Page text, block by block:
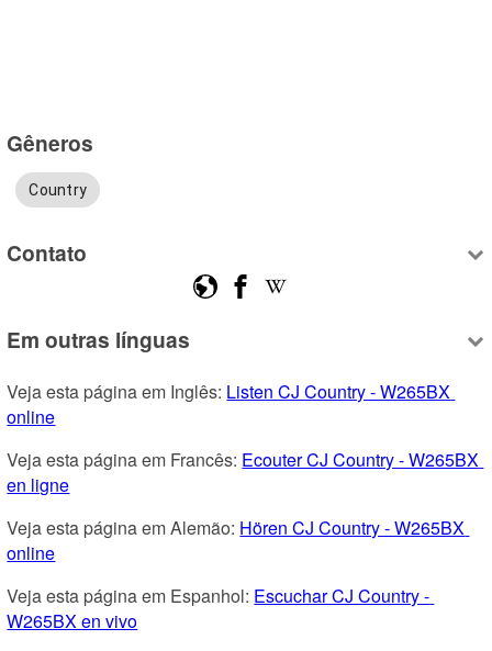
Gêneros
Country
Contato
Em outras línguas
Veja esta página em Inglês: Listen CJ Country - W265BX
online
Veja esta página em Francês: Ecouter CJ Country - W265BX
en ligne
Veja esta página em Alemão: Hören CJ Country - W265BX
online
Veja esta página em Espanhol: Escuchar CJ Country -
W265BX en vivo